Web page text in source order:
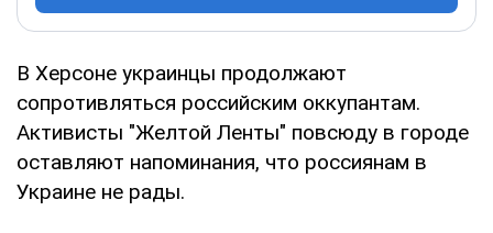
В Херсоне украинцы продолжают
сопротивляться российским оккупантам.
Активисты "Желтой Ленты" повсюду в городе
оставляют напоминания, что россиянам в
Украине не рады.